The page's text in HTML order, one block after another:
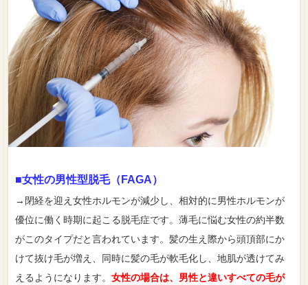
■女性の男性型脱毛（FAGA）
→閉経を迎え女性ホルモンが減少し、相対的に男性ホルモンが
優位に働く時期に起こる脱毛症です。薄毛に悩む女性の約半数
がこのタイプだと言われています。髪の生え際から頭頂部にか
けて抜け毛が増え、同時に髪の毛が軟毛化し、地肌が透けてみ
えるようになります。女性の場合は、男性と違いすべての毛が